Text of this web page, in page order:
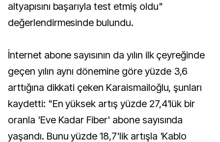
altyapısını başarıyla test etmiş oldu"
değerlendirmesinde bulundu.
İnternet abone sayısının da yılın ilk çeyreğinde
geçen yılın aynı dönemine göre yüzde 3,6
arttığına dikkati çeken Karaismailoğlu, şunları
kaydetti: "En yüksek artış yüzde 27,4'lük bir
oranla 'Eve Kadar Fiber' abone sayısında
yaşandı. Bunu yüzde 18,7'lik artışla 'Kablo